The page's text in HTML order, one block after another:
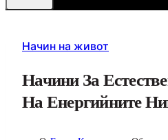
Начин на живот
Начини За
На Енергийните